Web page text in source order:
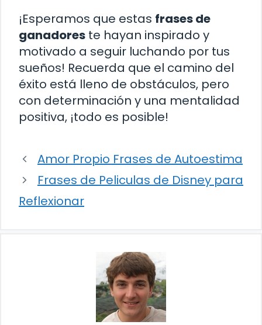
¡Esperamos que estas frases de
ganadores te hayan inspirado y
motivado a seguir luchando por tus
sueños! Recuerda que el camino del
éxito está lleno de obstáculos, pero
con determinación y una mentalidad
positiva, ¡todo es posible!
Amor Propio Frases de Autoestima
Frases de Peliculas de Disney para
Reflexionar